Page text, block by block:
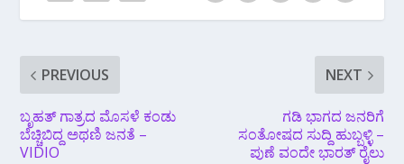
PREVIOUS
ಬೃಹತ್ ಗಾತ್ರದ ಮೊಸಳೆ ಕಂಡು
ಬೆಚ್ಚಿಬಿದ್ದ ಅಥಣಿ ಜನತೆ –
VIDIO
NEXT
ಗಡಿ ಭಾಗದ ಜನರಿಗೆ
ಸಂತೋಷದ ಸುದ್ದಿ ಹುಬ್ಬಳ್ಳಿ –
ಪುಣೆ ವಂದೇ ಭಾರತ್ ರೈಲು